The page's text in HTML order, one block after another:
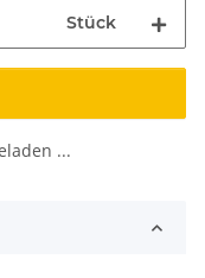
Stück
...